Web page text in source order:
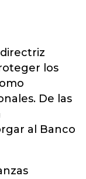
los
De las
al Banco